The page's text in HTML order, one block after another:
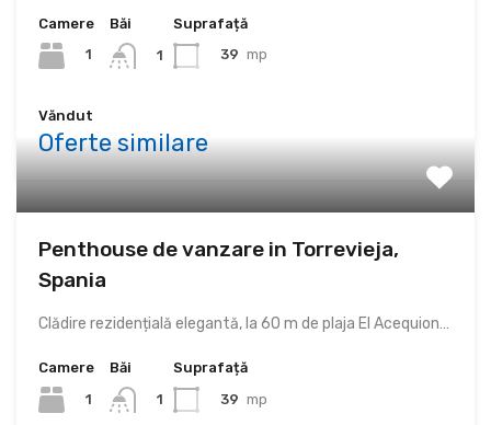
Camere
1
Băi
1
Suprafață
39 mp
Văndut
Oferte similare
Penthouse de vanzare in Torrevieja,
Spania
Clădire rezidențială elegantă, la 60 m de plaja El Acequion…
Camere
1
Băi
1
Suprafață
39 mp